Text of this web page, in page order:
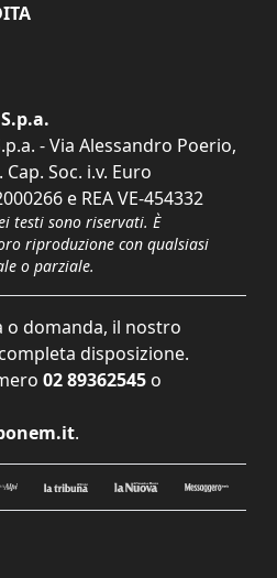
- Via Alessandro Poerio,
Cap. Soc. i.v. Euro
e REA VE-454332
testi sono riservati. È
riproduzione con qualsiasi
o parziale.
o domanda, il nostro
disposizione.
02 89362545 o
.